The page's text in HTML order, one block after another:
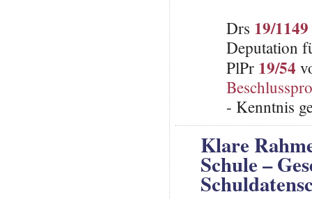
Drs 19/1149
Deputation
PlPr 19/54
- Kenntnis
Klare
Schule –